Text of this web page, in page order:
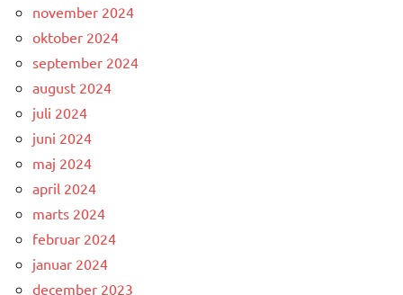
november 2024
oktober 2024
september 2024
august 2024
juli 2024
juni 2024
maj 2024
april 2024
marts 2024
februar 2024
januar 2024
december 2023